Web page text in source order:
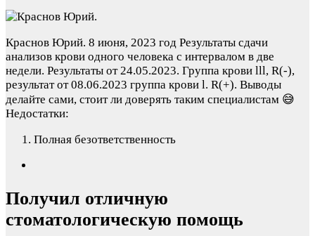
Краснов Юрий. 8 июня, 2023 год Результаты сдачи
анализов крови одного человека с интервалом в две
недели. Результаты от 24.05.2023. Группа крови lll, R(-),
результат от 08.06.2023 группа крови l. R(+). Выводы
делайте сами, стоит ли доверять таким специалистам 😅
Недостатки:
Полная безответственность
Получил отличную
стоматологическую помощь